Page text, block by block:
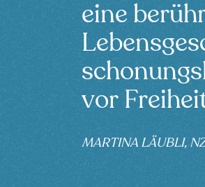
eine
vor
MARTINA LÄUBLI,